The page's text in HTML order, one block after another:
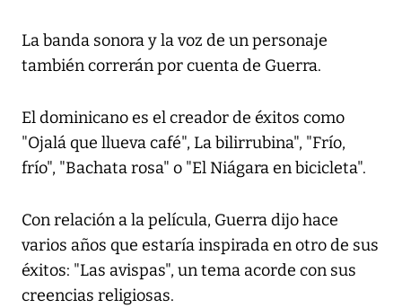
La banda sonora y la voz de un personaje
también correrán por cuenta de Guerra.
El dominicano es el creador de éxitos como
"Ojalá que llueva café", La bilirrubina", "Frío,
frío", "Bachata rosa" o "El Niágara en bicicleta".
Con relación a la película, Guerra dijo hace
varios años que estaría inspirada en otro de sus
éxitos: "Las avispas", un tema acorde con sus
creencias religiosas.